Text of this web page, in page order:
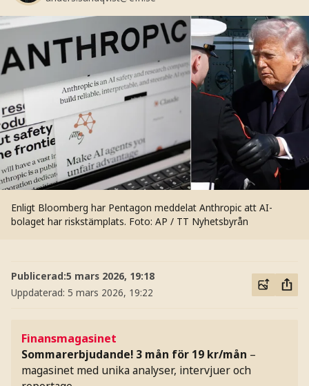
Enligt Bloomberg har Pentagon meddelat Anthropic att AI-
bolaget har riskstämplats. Foto: AP / TT Nyhetsbyrån
Publicerad:5 mars 2026, 19:18
Uppdaterad: 5 mars 2026, 19:22
Finansmagasinet
Sommarerbjudande! 3 mån för 19 kr/mån –
magasinet med unika analyser, intervjuer och